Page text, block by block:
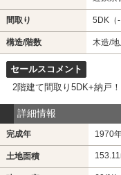
間取り 5DK（-
構造/階数 木造/
セールスコメント
2階建て間取り5DK+納戸
詳細情報
完成年 1970
土地面積